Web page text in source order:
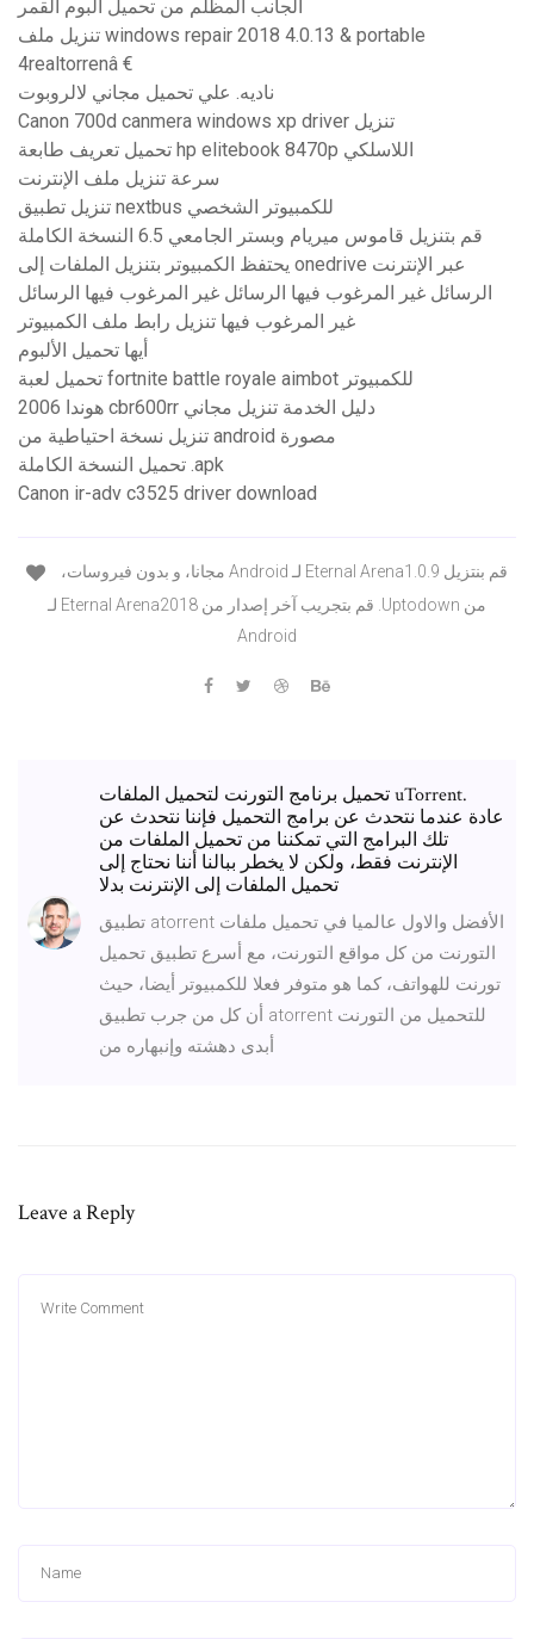
الجانب المظلم من تحميل ألبوم القمر
تنزيل ملف windows repair 2018 4.0.13 & portable
4realtorrenâ €
ناديه. علي تحميل مجاني لالروبوت
Canon 700d canmera windows xp driver تنزيل
تحميل تعريف طابعة hp elitebook 8470p اللاسلكي
سرعة تنزيل ملف الإنترنت
تنزيل تطبيق nextbus للكمبيوتر الشخصي
قم بتنزيل قاموس ميريام وبستر الجامعي 6.5 النسخة الكاملة
يحتفظ الكمبيوتر بتنزيل الملفات إلى onedrive عبر الإنترنت
الرسائل غير المرغوب فيها الرسائل غير المرغوب فيها الرسائل
غير المرغوب فيها تنزيل رابط ملف الكمبيوتر
أيها تحميل الألبوم
تحميل لعبة fortnite battle royale aimbot للكمبيوتر
2006 هوندا cbr600rr دليل الخدمة تنزيل مجاني
تنزيل نسخة احتياطية من android مصورة
تحميل النسخة الكاملة .apk
Canon ir-adv c3525 driver download
من Uptodown. قم بتجريب آخر إصدار من Eternal Arena2018 لـ
Android
تحميل برنامج التورنت لتحميل الملفات uTorrent.
عادة عندما نتحدث عن برامج التحميل فإننا نتحدث عن
تلك البرامج التي تمكننا من تحميل الملفات من
الإنترنت فقط، ولكن لا يخطر ببالنا أننا نحتاج إلى
تحميل الملفات إلى الإنترنت بدلا
تطبيق atorrent الأفضل والاول عالميا في تحميل ملفات
التورنت من كل مواقع التورنت، مع أسرع تطبيق تحميل
تورنت للهواتف، كما هو متوفر فعلا للكمبيوتر أيضا، حيث
أن كل من جرب تطبيق atorrent للتحميل من التورنت
أبدى دهشته وإنبهاره من
Leave a Reply